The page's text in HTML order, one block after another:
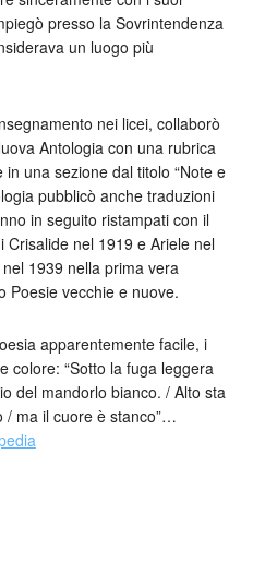
presso la Sovrintendenza
un luogo più
nei licei, collaborò
Antologia con una rubrica
una sezione dal titolo “Note e
pubblicò anche traduzioni
in seguito ristampati con il
Crisalide nel 1919 e Ariele nel
1939 nella prima vera
Poesie vecchie e nuove.
apparentemente facile, i
colore: “Sotto la fuga leggera
del mandorlo bianco. / Alto sta
/ ma il cuore è stanco”…